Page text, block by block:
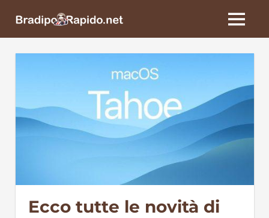
BradipoRapido.net
MENU
Ecco tutte le novità di